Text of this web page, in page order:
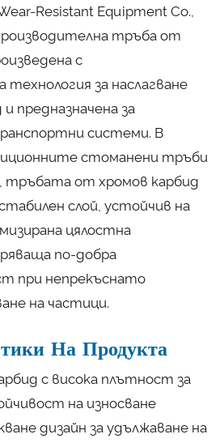
Resistant Equipment Co.,
тръба от
с
за наслагване
предназначена за
системи. В
стоманени тръби
тръбата от хромов карбид
слой, устойчив на
цялостна
по-добра
при непрекъснато
на частици.
На Продукта
с висока плътност за
на износване
дизайн за удължаване на